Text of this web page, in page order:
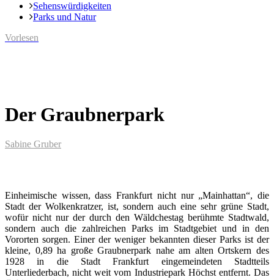
Sehenswürdigkeiten
Parks und Natur
Vorlesen
Der Graubnerpark
Sabine Gruber
Einheimische wissen, dass Frankfurt nicht nur „Mainhattan“, die
Stadt der Wolkenkratzer, ist, sondern auch eine sehr grüne Stadt,
wofür nicht nur der durch den Wäldchestag berühmte Stadtwald,
sondern auch die zahlreichen Parks im Stadtgebiet und in den
Vororten sorgen. Einer der weniger bekannten dieser Parks ist der
kleine, 0,89 ha große Graubnerpark nahe am alten Ortskern des
1928 in die Stadt Frankfurt eingemeindeten Stadtteils
Unterliederbach, nicht weit vom Industriepark Höchst entfernt. Das